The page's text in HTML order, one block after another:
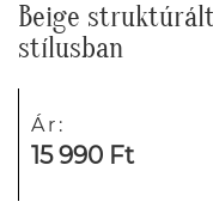
Beige
stílusban
Ár:
15 990 Ft